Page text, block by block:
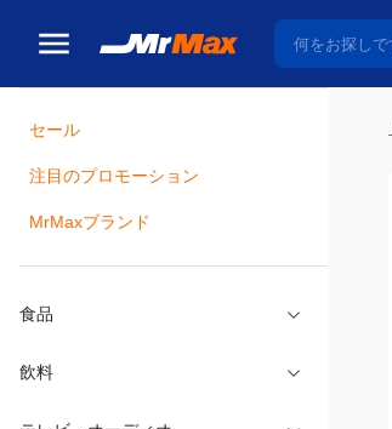
セール
注目のプロモーション
MrMaxブランド
食品
飲料